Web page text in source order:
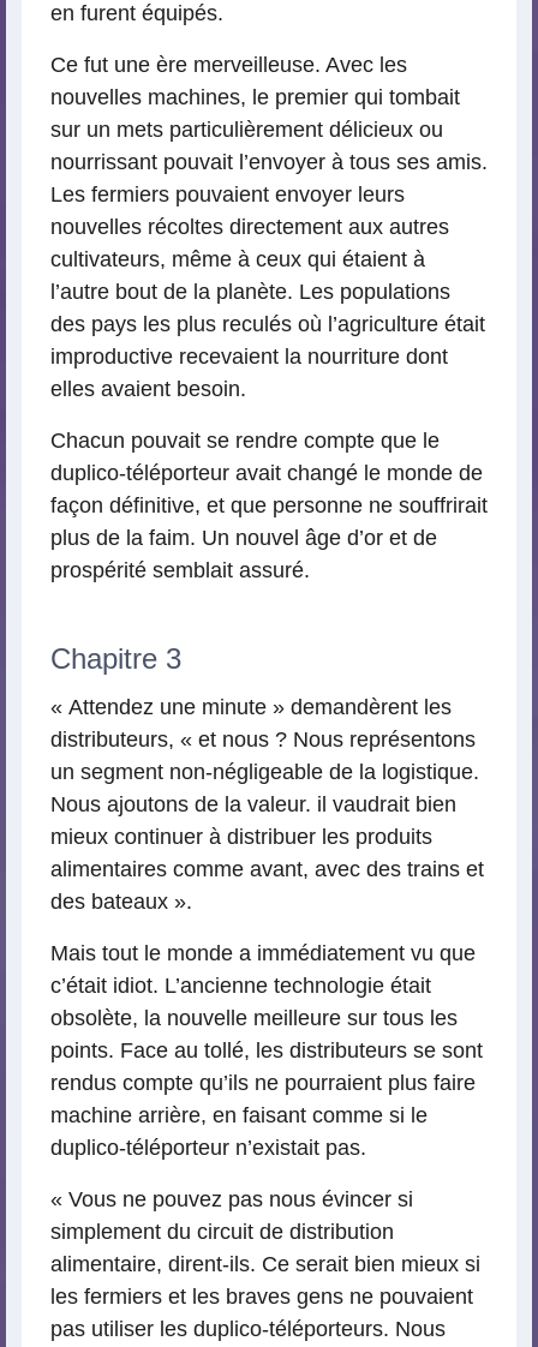
en furent équipés.
Ce fut une ère merveilleuse. Avec les
nouvelles machines, le premier qui tombait
sur un mets particulièrement délicieux ou
nourrissant pouvait l’envoyer à tous ses amis.
Les fermiers pouvaient envoyer leurs
nouvelles récoltes directement aux autres
cultivateurs, même à ceux qui étaient à
l’autre bout de la planète. Les populations
des pays les plus reculés où l’agriculture était
improductive recevaient la nourriture dont
elles avaient besoin.
Chacun pouvait se rendre compte que le
duplico-téléporteur avait changé le monde de
façon définitive, et que personne ne souffrirait
plus de la faim. Un nouvel âge d’or et de
prospérité semblait assuré.
Chapitre 3
« Attendez une minute » demandèrent les
distributeurs, « et nous ? Nous représentons
un segment non-négligeable de la logistique.
Nous ajoutons de la valeur. il vaudrait bien
mieux continuer à distribuer les produits
alimentaires comme avant, avec des trains et
des bateaux ».
Mais tout le monde a immédiatement vu que
c’était idiot. L’ancienne technologie était
obsolète, la nouvelle meilleure sur tous les
points. Face au tollé, les distributeurs se sont
rendus compte qu’ils ne pourraient plus faire
machine arrière, en faisant comme si le
duplico-téléporteur n’existait pas.
« Vous ne pouvez pas nous évincer si
simplement du circuit de distribution
alimentaire, dirent-ils. Ce serait bien mieux si
les fermiers et les braves gens ne pouvaient
pas utiliser les duplico-téléporteurs. Nous